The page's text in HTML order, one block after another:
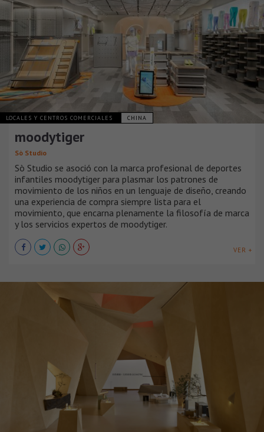
LOCALES Y CENTROS COMERCIALES CHINA
moodytiger
Sò Studio
Sò Studio se asoció con la marca profesional de deportes
infantiles moodytiger para plasmar los patrones de
movimiento de los niños en un lenguaje de diseño, creando
una experiencia de compra siempre lista para el
movimiento, que encarna plenamente la filosofía de marca
y los servicios expertos de moodytiger.
VER +